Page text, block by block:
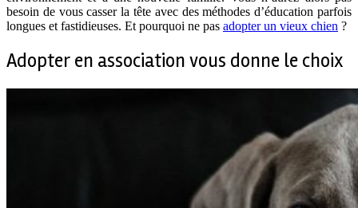
besoin de vous casser la tête avec des méthodes d’éducation parfois
longues et fastidieuses. Et pourquoi ne pas adopter un vieux chien ?
Adopter en association vous donne le choix